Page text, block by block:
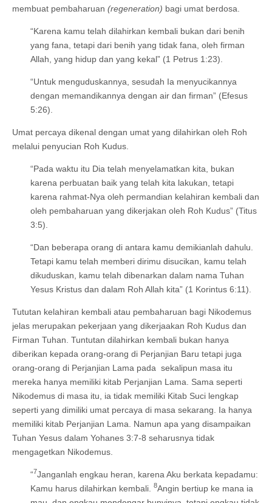
membuat pembaharuan (regeneration) bagi umat berdosa.
“Karena kamu telah dilahirkan kembali bukan dari benih
yang fana, tetapi dari benih yang tidak fana, oleh firman
Allah, yang hidup dan yang kekal” (1 Petrus 1:23).
“Untuk menguduskannya, sesudah Ia menyucikannya
dengan memandikannya dengan air dan firman” (Efesus
5:26).
Umat percaya dikenal dengan umat yang dilahirkan oleh Roh
melalui penyucian Roh Kudus.
“Pada waktu itu Dia telah menyelamatkan kita, bukan
karena perbuatan baik yang telah kita lakukan, tetapi
karena rahmat-Nya oleh permandian kelahiran kembali dan
oleh pembaharuan yang dikerjakan oleh Roh Kudus” (Titus
3:5).
“Dan beberapa orang di antara kamu demikianlah dahulu.
Tetapi kamu telah memberi dirimu disucikan, kamu telah
dikuduskan, kamu telah dibenarkan dalam nama Tuhan
Yesus Kristus dan dalam Roh Allah kita” (1 Korintus 6:11).
Tututan kelahiran kembali atau pembaharuan bagi Nikodemus
jelas merupakan pekerjaan yang dikerjaakan Roh Kudus dan
Firman Tuhan. Tuntutan dilahirkan kembali bukan hanya
diberikan kepada orang-orang di Perjanjian Baru tetapi juga
orang-orang di Perjanjian Lama pada sekalipun masa itu
mereka hanya memiliki kitab Perjanjian Lama. Sama seperti
Nikodemus di masa itu, ia tidak memiliki Kitab Suci lengkap
seperti yang dimiliki umat percaya di masa sekarang. Ia hanya
memiliki kitab Perjanjian Lama. Namun apa yang disampaikan
Tuhan Yesus dalam Yohanes 3:7-8 seharusnya tidak
mengagetkan Nikodemus.
“7Janganlah engkau heran, karena Aku berkata kepadamu:
Kamu harus dilahirkan kembali.
8Angin bertiup ke mana ia